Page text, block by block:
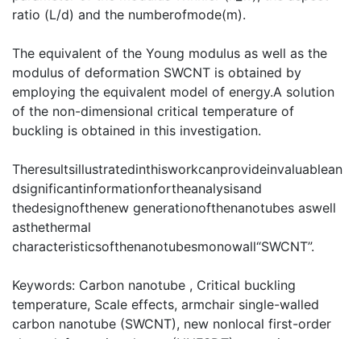
ratio (L/d) and the numberofmode(m).
The equivalent of the Young modulus as well as the
modulus of deformation SWCNT is obtained by
employing the equivalent model of energy.A solution
of the non-dimensional critical temperature of
buckling is obtained in this investigation.
Theresultsillustratedinthisworkcanprovideinvaluablean
dsignificantinformationfortheanalysisand
thedesignofthenew generationofthenanotubes aswell
asthethermal
characteristicsofthenanotubesmonowall“SWCNT”.
Keywords: Carbon nanotube , Critical buckling
temperature, Scale effects, armchair single-walled
carbon nanotube (SWCNT), new nonlocal first-order